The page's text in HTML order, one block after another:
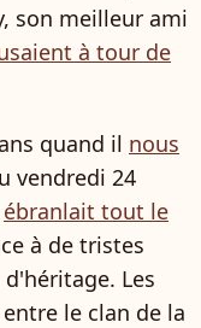
son meilleur ami
à tour de
quand il nous
vendredi 24
ébranlait tout le
à de tristes
Les
le clan de la